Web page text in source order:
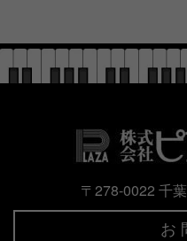
〒278-0022 千
お